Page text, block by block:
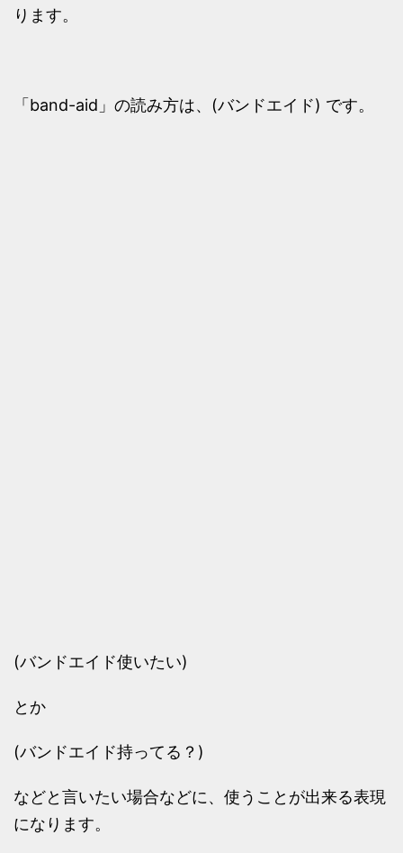
ります。
「band-aid」の読み方は、(バンドエイド) です。
(バンドエイド使いたい)
とか
(バンドエイド持ってる？)
などと言いたい場合などに、使うことが出来る表現
になります。